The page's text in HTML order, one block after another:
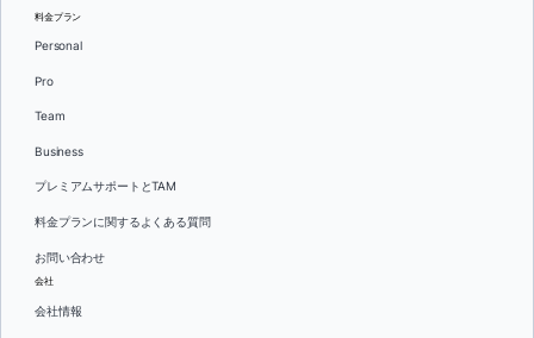
料金プラン
Personal
Pro
Team
Business
プレミアムサポートとTAM
料金プランに関するよくある質問
お問い合わせ
会社
会社情報